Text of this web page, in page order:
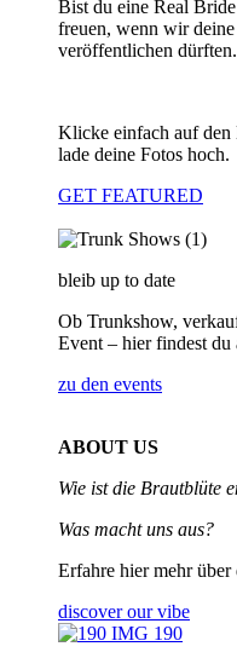
Bist du eine Real
freuen, wenn wir
veröffentlichen dürften.
Klicke einfach auf den
lade deine Fotos hoch.
GET FEATURED
bleib up to date
Ob Trunkshow,
Event – hier findest du
zu den events
ABOUT US
Wie ist die Brautblüte
Was macht uns aus?
Erfahre hier mehr
discover our vibe